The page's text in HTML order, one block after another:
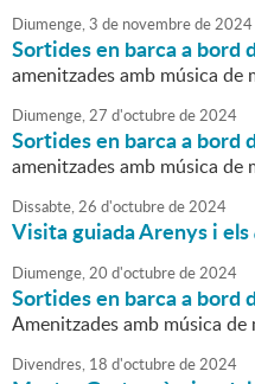
Diumenge,3 de novembrede2024
Sortides en barca a bord
amenitzades amb música de
Diumenge,27 d'octubrede2024
Sortides en barca a bord
amenitzades amb música de
Dissabte,26 d'octubrede2024
Visita guiada Arenys i els
Diumenge,20 d'octubrede2024
Sortides en barca a bord
Amenitzades amb música
Divendres, 18 d'octubrede2024